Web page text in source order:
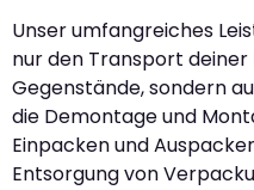
Unser umfangreiches
nur den Transport
Gegenstände, sondern
die Demontage und
Einpacken und
Entsorgung von